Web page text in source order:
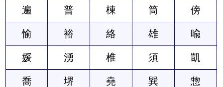
遍 普 棟 筒 傍
愉 裕 絡 雄 喩
媛 湧 椎 須 凱
喬 堺 堯 巽 惣